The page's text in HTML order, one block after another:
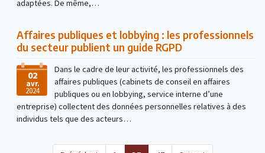
adaptées. De même,…
Affaires publiques et lobbying : les professionnels
du secteur publient un guide RGPD
02
avr.
2024
Dans le cadre de leur activité, les professionnels des
affaires publiques (cabinets de conseil en affaires
publiques ou en lobbying, service interne d’une
entreprise) collectent des données personnelles relatives à des
individus tels que des acteurs…